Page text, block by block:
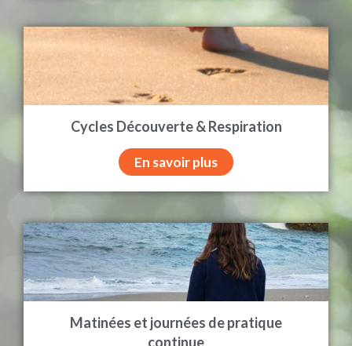
Cycles Découverte & Respiration
En savoir plus
Matinées et journées de pratique
continue